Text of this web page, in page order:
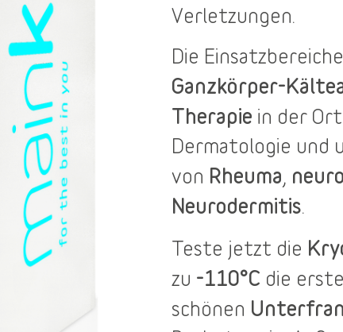
Verletzungen.
Die Einsatzbereiche
Ganzkörper-
Therapie in der
Dermatologie und
von Rheuma,
Neurodermitis.
Teste jetzt die
zu -110°C die erste
schönen